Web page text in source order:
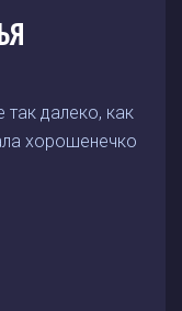
далеко, как
хорошенечко